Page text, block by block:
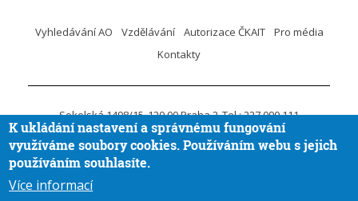
Vyhledávání AO Vzdělávání Autorizace ČKAIT
Pro média
Kontakty
Sokolská 1498/15 120 00 Praha 2 Tel.: 227 090 111
ID DS:krvaigt E-mail.:ckait@ckait.cz Ochrana osobních údajů
Oznámení porušení práva EU
K ukládání nastavení a správnému fungování
využíváme soubory cookies. Používáním webu s jejich
používáním souhlasíte.
Více informací